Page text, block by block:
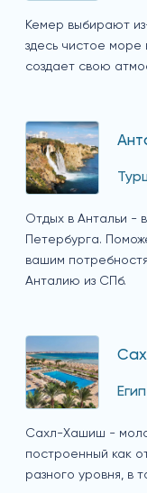
Кемер выбирают
здесь чистое
создает свою
Отдых в Антальи -
Петербурга.
вашим
Анталию из СПб.
Сахл-Хашиш -
построенный как
разного уровня, в